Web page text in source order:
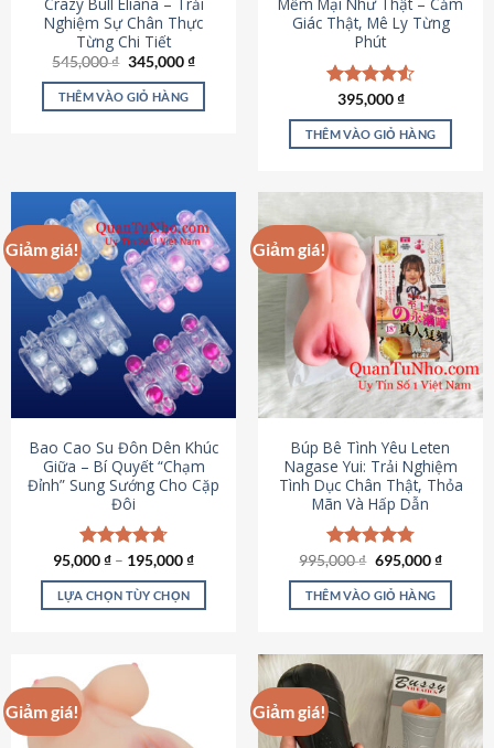
Crazy Bull Eliana – Trải
Nghiệm Sự Chân Thực
Từng Chi Tiết
545,000₫ Giá
là:
545,000 ₫.
345,000₫Giá
tại
THÊM VÀO GIỎ HÀNG
Mềm Mại Như Thật – Cảm
Giác Thật, Mê Ly Từng
Phút
Được xếp
hạng4.53
5 sao
395,000₫
THÊM VÀO GIỎ HÀNG
Giảm giá!
Bao Cao Su Đôn Dên Khúc
Giữa – Bí Quyết “Chạm
Đỉnh” Sung Sướng Cho Cặp
Đôi
Được xếp
hạng4.70
5 sao
95,000₫ – 195,000₫
LỰA CHỌN TÙY CHỌN
này
nhiều
biến
Giảm giá!
Búp Bê Tình Yêu Leten
Nagase Yui: Trải Nghiệm
Tình Dục Chân Thật, Thỏa
Mãn Và Hấp Dẫn
Được xếp
hạng4.80
5 sao
995,000₫ Giá
là:
995,000 ₫.
695,000₫Giá
tại
THÊM VÀO GIỎ HÀNG
Giảm giá! Giảm giá!